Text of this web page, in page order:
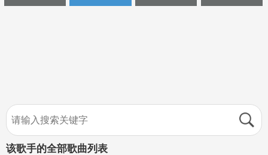
该歌手的全部歌曲列表